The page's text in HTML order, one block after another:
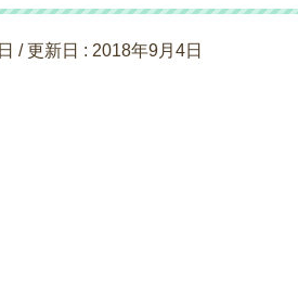
/ 更新日 : 2018年9月4日